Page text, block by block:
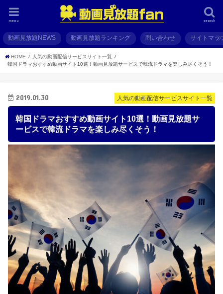
search
menu
動画見放題NEWS 動画見放題ランキング 問い合わせ サイトマッ
HOME
人気の動画配信サービスサイト一覧
韓国ドラマおすすめ動画サイト10選！動画見放題サービスで韓流ドラマを楽しみ尽くそう！
人気の動画配信サービスサイト一覧
2019.01.30
韓国ドラマおすすめ動画サイト10選！動画見放題サ
ービスで韓流ドラマを楽しみ尽くそう！